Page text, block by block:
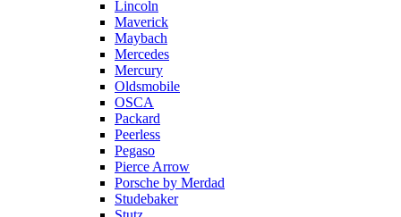
Lincoln
Maverick
Maybach
Mercedes
Mercury
Oldsmobile
OSCA
Packard
Peerless
Pegaso
Pierce Arrow
Porsche by Merdad
Studebaker